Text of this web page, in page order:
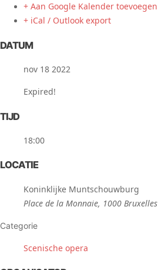
+ Aan Google Kalender toevoegen
+ iCal / Outlook export
DATUM
nov 18 2022
Expired!
TIJD
18:00
LOCATIE
Koninklijke Muntschouwburg
Place de la Monnaie, 1000 Bruxelles
Categorie
Scenische opera